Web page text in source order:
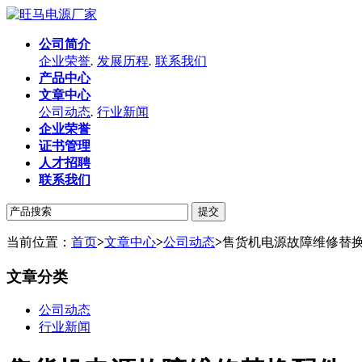
公司简介
企业荣誉. 发展历程. 联系我们
产品中心
文章中心
公司动态. 行业新闻
企业荣誉
证书管理
人才招聘
联系我们
当前位置： 首页>文章中心>公司动态>售货机电源故障维修替
文章分类
公司动态
行业新闻